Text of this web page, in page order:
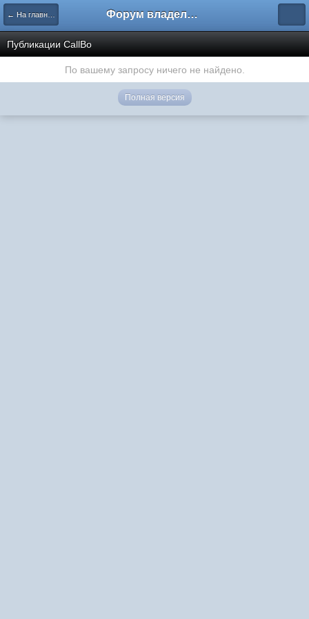
← На главную Форум владельцев интернет-магазинов
Публикации CallBo
По вашему запросу ничего не найдено.
Полная версия